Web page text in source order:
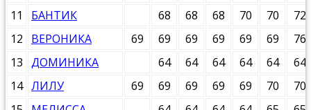
11
БАНТИК 68 68 68 70 70
72
12
ВЕРОНИКА 69 69 69 69 69 69
76
13 ДОМИНИКА 64 64 64 64 64
64
14 ЛИЛУ 69 69 69 69 69 70
70